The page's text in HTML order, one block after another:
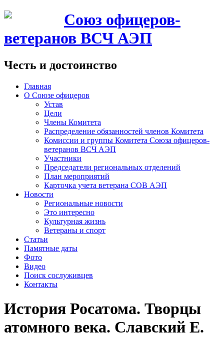
Союз офицеров-
ветеранов ВСЧ АЭП
Честь и достоинство
Главная
О Союзе офицеров
Устав
Цели
Члены Комитета
Распределение обязанностей членов Комитета
Комиссии и группы Комитета Союза офицеров-
ветеранов ВСЧ АЭП
Участники
Председатели региональных отделений
План мероприятий
Карточка учета ветерана CОВ АЭП
Новости
Региональные новости
Это интересно
Культурная жизнь
Ветераны и спорт
Статьи
Памятные даты
Фото
Видео
Поиск сослуживцев
Контакты
История Росатома. Творцы
атомного века. Славский Е.